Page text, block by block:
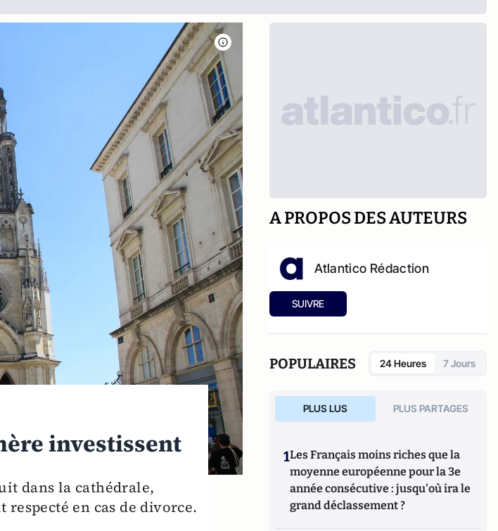
investissent
dans la cathédrale,
en cas de divorce.
A PROPOS DES AUTEURS
Atlantico Rédaction
SUIVRE
POPULAIRES 24 Heures 7 Jours
PLUS LUS PLUS PARTAGES
1Les Français moins riches que la
moyenne européenne pour la 3e
année consécutive : jusqu'où ira le
grand déclassement ?